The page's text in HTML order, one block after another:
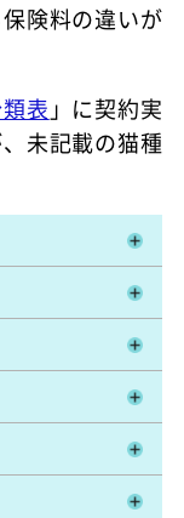
険料の違いが
表 」に契約実
未記載の猫種